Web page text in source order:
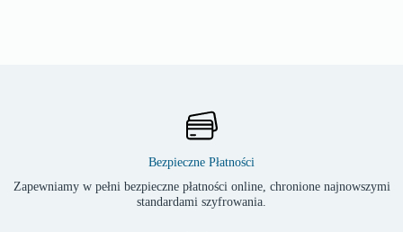
Bezpieczne Płatności
Zapewniamy w pełni bezpieczne płatności online, chronione najnowszymi
standardami szyfrowania.